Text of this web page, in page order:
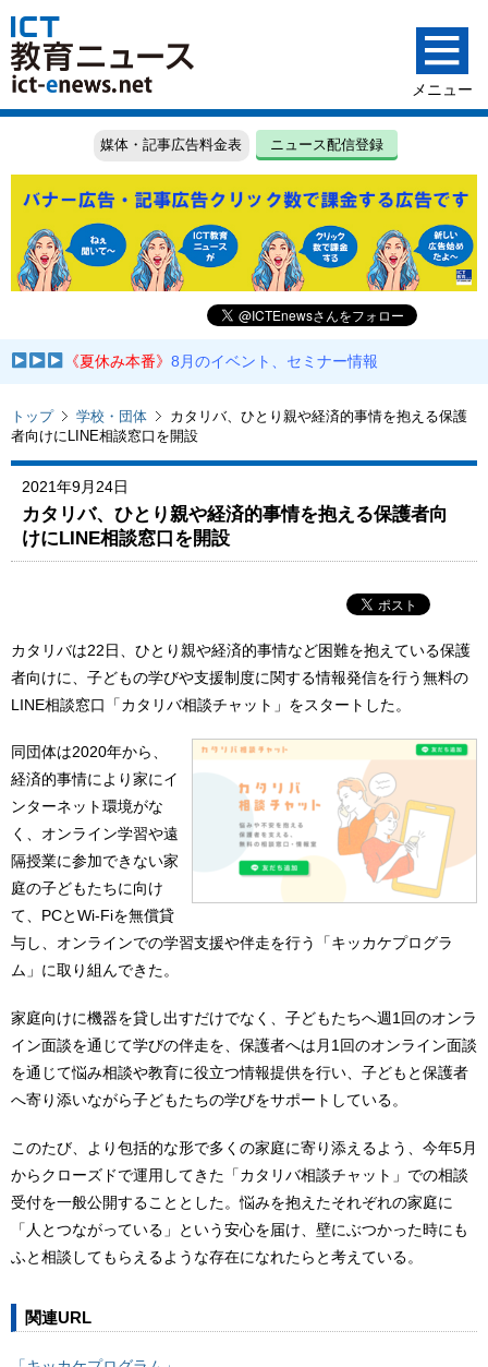
媒体・記事広告料金表 ニュース配信登録
《夏休み本番》8月のイベント、セミナー情報
トップ 学校・団体
カタリバ、ひとり親や経済的事情を抱える保護
者向けにLINE相談窓口を開設
2021年9月24日
カタリバ、ひとり親や経済的事情を抱える保護者向
けにLINE相談窓口を開設
カタリバは22日、ひとり親や経済的事情など困難を抱えている保護
者向けに、子どもの学びや支援制度に関する情報発信を行う無料の
LINE相談窓口「カタリバ相談チャット」をスタートした。
同団体は2020年から、
経済的事情により家にイ
ンターネット環境がな
く、オンライン学習や遠
隔授業に参加できない家
庭の子どもたちに向け
て、PCとWi-Fiを無償貸
与し、オンラインでの学習支援や伴走を行う「キッカケプログラ
ム」に取り組んできた。
家庭向けに機器を貸し出すだけでなく、子どもたちへ週1回のオンラ
イン面談を通じて学びの伴走を、保護者へは月1回のオンライン面談
を通じて悩み相談や教育に役立つ情報提供を行い、子どもと保護者
へ寄り添いながら子どもたちの学びをサポートしている。
このたび、より包括的な形で多くの家庭に寄り添えるよう、今年5月
からクローズドで運用してきた「カタリバ相談チャット」での相談
受付を一般公開することとした。悩みを抱えたそれぞれの家庭に
「人とつながっている」という安心を届け、壁にぶつかった時にも
ふと相談してもらえるような存在になれたらと考えている。
関連URL